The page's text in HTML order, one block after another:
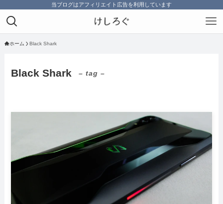
当ブログはアフィリエイト広告を利用しています
ホーム Black Shark
Black Shark – tag –